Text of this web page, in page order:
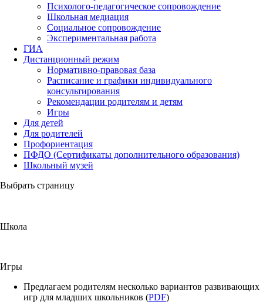
Психолого-педагогическое сопровождение
Школьная медиация
Социальное сопровождение
Экспериментальная работа
ГИА
Дистанционный режим
Нормативно-правовая база
Расписание и графики индивидуального
консультирования
Рекомендации родителям и детям
Игры
Для детей
Для родителей
Профориентация
ПФДО (Сертификаты дополнительного образования)
Школьный музей
Выбрать страницу
Школа
Игры
Предлагаем родителям несколько вариантов развивающих
игр для младших школьников (PDF)